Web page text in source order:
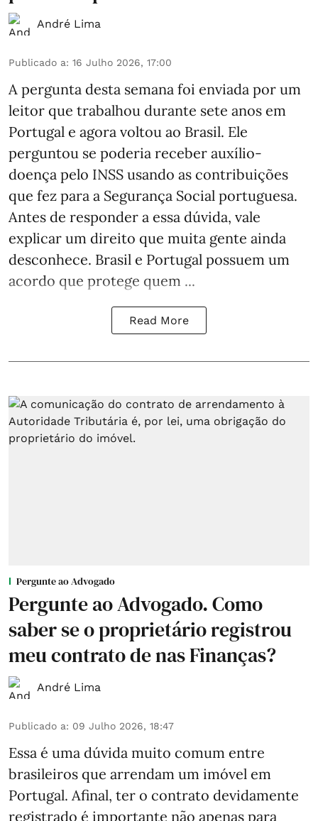
André Lima
Publicado a: 16 Julho 2026, 17:00
A pergunta desta semana foi enviada por um
leitor que trabalhou durante sete anos em
Portugal e agora voltou ao Brasil. Ele
perguntou se poderia receber auxílio-
doença pelo INSS usando as contribuições
que fez para a Segurança Social portuguesa.
Antes de responder a essa dúvida, vale
explicar um direito que muita gente ainda
desconhece. Brasil e Portugal possuem um
acordo que protege quem ...
Read More
Pergunte ao Advogado
Pergunte ao Advogado. Como
saber se o proprietário registrou
meu contrato de nas Finanças?
André Lima
Publicado a: 09 Julho 2026, 18:47
Essa é uma dúvida muito comum entre
brasileiros que arrendam um imóvel em
Portugal. Afinal, ter o contrato devidamente
registrado é importante não apenas para